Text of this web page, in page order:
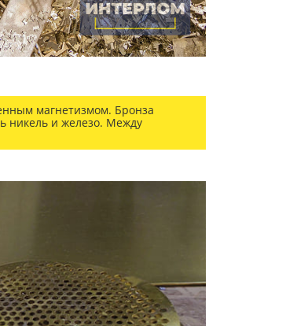
магнетизмом. Бронза
никель и железо. Между